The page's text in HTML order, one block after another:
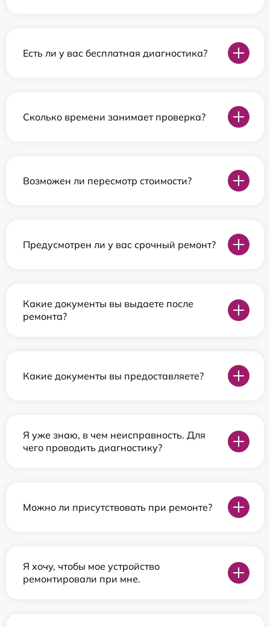
Есть ли у вас бесплатная диагностика?
Сколько времени занимает проверка?
Возможен ли пересмотр стоимости?
Предусмотрен ли у вас срочный ремонт?
Какие документы вы выдаете после
ремонта?
Какие документы вы предоставляете?
Я уже знаю, в чем неисправность. Для
чего проводить диагностику?
Можно ли присутствовать при ремонте?
Я хочу, чтобы мое устройство
ремонтировали при мне.